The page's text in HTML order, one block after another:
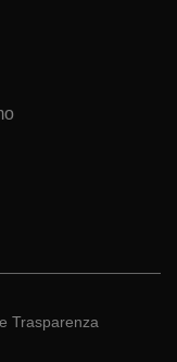
Trasparenza